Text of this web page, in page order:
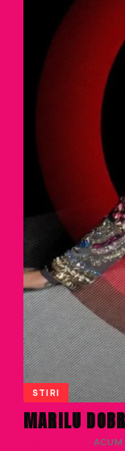
STIRI
MARILU
·